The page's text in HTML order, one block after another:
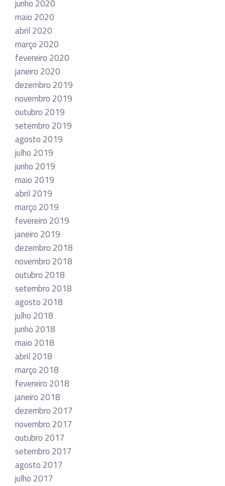
junho 2020
maio 2020
abril 2020
março 2020
fevereiro 2020
janeiro 2020
dezembro 2019
novembro 2019
outubro 2019
setembro 2019
agosto 2019
julho 2019
junho 2019
maio 2019
abril 2019
março 2019
fevereiro 2019
janeiro 2019
dezembro 2018
novembro 2018
outubro 2018
setembro 2018
agosto 2018
julho 2018
junho 2018
maio 2018
abril 2018
março 2018
fevereiro 2018
janeiro 2018
dezembro 2017
novembro 2017
outubro 2017
setembro 2017
agosto 2017
julho 2017